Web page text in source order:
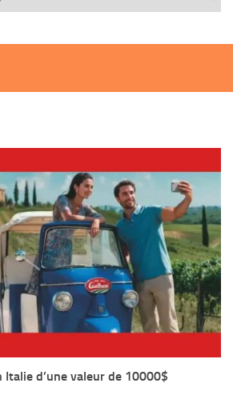
Italie d’une valeur de 10000$